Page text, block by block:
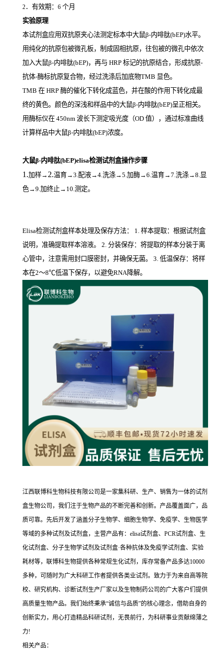
2．有效期： 6 个月
实验原理
本试剂盒应用双抗原夹心法测定标本中大鼠β-内啡肽(bEP)水平。
用纯化的抗原包被微孔板，制成固相抗原，往包被的微孔中依次
加入大鼠β-内啡肽(bEP)，再与 HRP 标记的抗原结合，形成抗原-
抗体-酶标抗原复合物，经过洗涤后加底物TMB 显色。
TMB 在 HRP 酶的催化下转化成蓝色，并在酸的作用下转化成最
终的黄色。颜色的深浅和样品中的大鼠β-内啡肽(bEP)呈正相关。
用酶标仪在 450nm 波长下测定吸光度（OD 值），通过标准曲线
计算样品中大鼠β-内啡肽(bEP)浓度。
大鼠β-内啡肽(bEP)elisa检测试剂盒操作步骤
1.加样→ 2.温育→3.配液→4.洗涤→5.加酶→6.温育→7.洗涤→8.显
色→9.加终止→10.测定。
Elisa检测试剂盒样本处理及保存方法： 1. 样本提取：根据试剂盒
说明，准确提取样本溶液。 2. 分装保存：将提取的样本分装于离
心管中，注意需用封口膜密封，并确保无菌。 3. 低温保存：将样
本在2～8℃低温下保存，以避免RNA降解。
江西联博科生物科技有限公司是一家集科研、生产、销售为一体的试剂
盒生物公司，我们注于生物产品的不断完善和创新。产品覆盖面广，品
质可靠。先后开发了涵盖分子生物学、细胞生物学、免疫学、生物医学
等域的多种试剂及试剂盒，主营产品有：elisa试剂盒、PCR试剂盒、生
化试剂盒、分子生物学试剂及试剂盒·各种抗体及免疫学试剂盒、实验
耗材等，联博科生物提供各种常规生化试剂，库存常备产品多达10000
多种，可随时为广大科研工作者提供各类业试剂。致力于为来自高等院
校、研究机构、诊断试剂生产厂家以及生物制药公司的广大客户们提供
高质量生物产品。我们始终秉承“诚信与品质”的核心理念，借助自身的
创新实力，用心打造精品科研试剂，无畏前行，为科研事业贡献绵薄之
力!
相关产品：